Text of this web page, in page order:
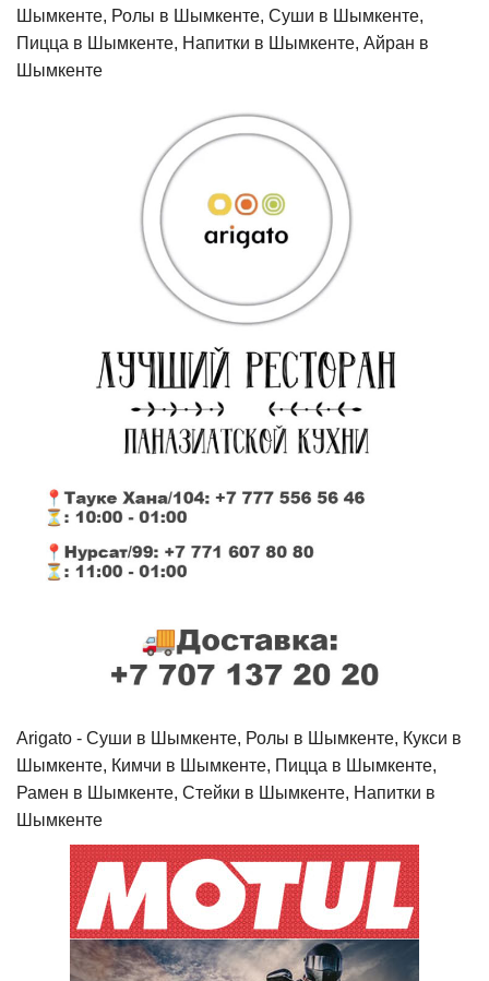
Шымкенте, Ролы в Шымкенте, Суши в Шымкенте,
Пицца в Шымкенте, Напитки в Шымкенте, Айран в
Шымкенте
Arigato - Cуши в Шымкенте, Ролы в Шымкенте, Кукси в
Шымкенте, Кимчи в Шымкенте, Пицца в Шымкенте,
Рамен в Шымкенте, Стейки в Шымкенте, Напитки в
Шымкенте